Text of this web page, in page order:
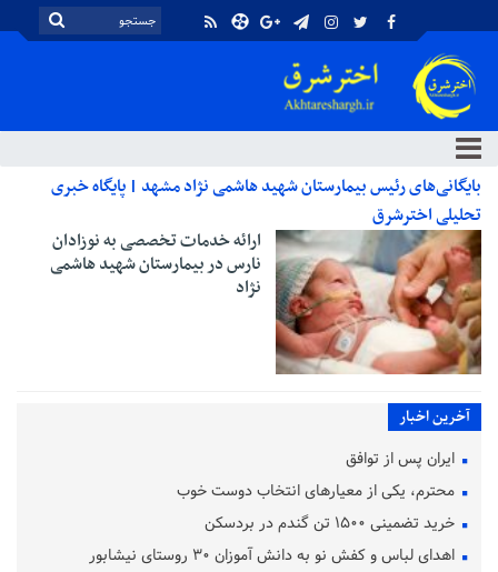
بایگانی‌های رئیس بیمارستان شهید هاشمی نژاد مشهد | پایگاه خبری
تحلیلی اخترشرق
ارائه خدمات تخصصی به نوزادان
نارس در بیمارستان شهید هاشمی
نژاد
آخرین اخبار
ایران پس از توافق
محترم، یکی از معیارهای انتخاب دوست خوب
خرید تضمینی ۱۵۰۰ تن گندم در بردسکن
اهدای لباس و کفش نو به دانش آموزان ۳۰ روستای نیشابور